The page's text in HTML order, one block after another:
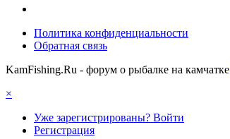
Политика конфиденциальности
Обратная связь
KamFishing.Ru - форум о рыбалке на камчатке
×
Уже зарегистрированы? Войти
Регистрация